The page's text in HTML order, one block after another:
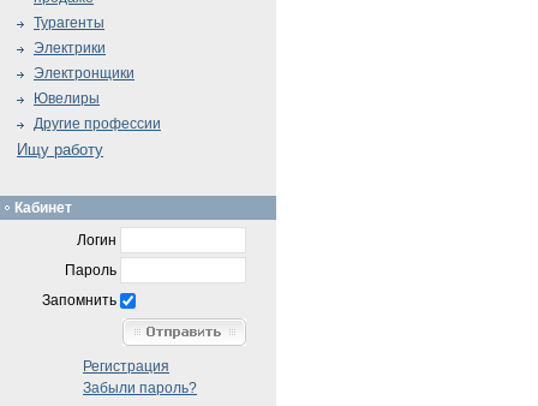
Турагенты
Электрики
Электронщики
Ювелиры
Другие профессии
Ищу работу
Кабинет
Логин
Пароль
Запомнить
Регистрация
Забыли пароль?